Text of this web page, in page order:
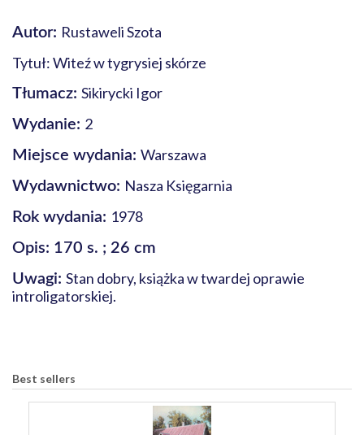
Autor: Rustaweli Szota
Tytuł: Witeź w tygrysiej skórze
Tłumacz: Sikirycki Igor
Wydanie: 2
Miejsce wydania: Warszawa
Wydawnictwo: Nasza Księgarnia
Rok wydania: 1978
Opis: 170 s. ; 26 cm
Uwagi: Stan dobry, książka w twardej oprawie
introligatorskiej.
Best sellers